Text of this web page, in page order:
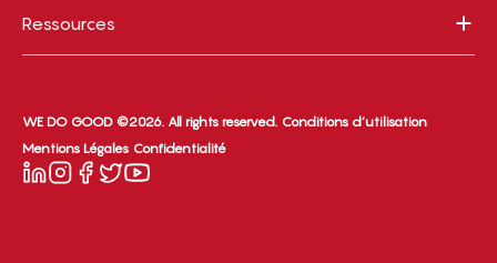
Ressources
WE DO GOOD ©2026. All rights reserved. Conditions d’utilisation
Mentions Légales Confidentialité